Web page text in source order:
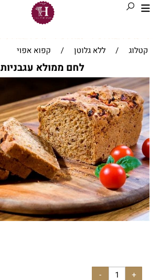
קטלוג / ללא גלוטן / קפוא אפוי
לחם ממולא עגבניות